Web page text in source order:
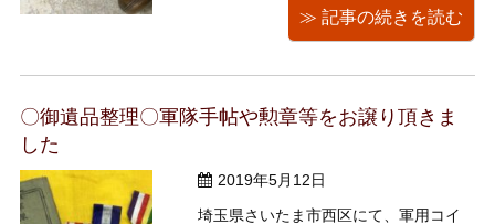
いただきまして再訪させていただきま
した。誠にありがとうございます！ 先
の大きなお宅で一日では全てのお品物
≫ 記事の続きを読む
〇御遺品整理〇軍隊手帖や勲章等をお譲り頂きま
した
2019年5月12日
埼玉県さいたま市西区にて、軍用コイ